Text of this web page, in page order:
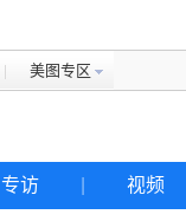
美图专区
专访 视频